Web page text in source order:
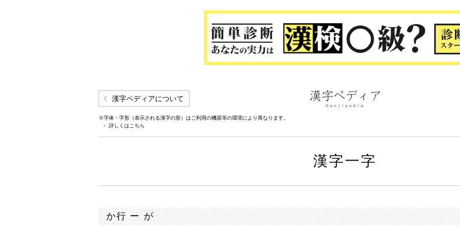
漢字ペディアについて
※字体・字形（表示される漢字の形）はご利用の機器等の環境により異なります。
詳しくはこちら
漢字一字
か行 ー が